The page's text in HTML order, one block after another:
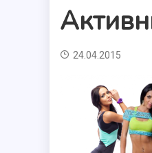
24.04.2015